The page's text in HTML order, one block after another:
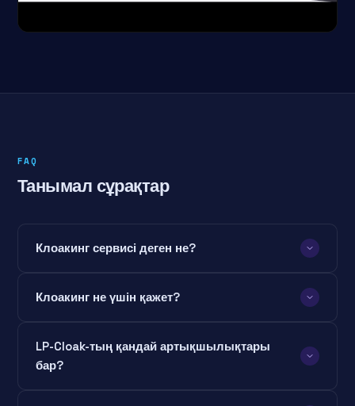
FAQ
Танымал сұрақтар
Клоакинг сервисі деген не?
Клоакинг не үшін қажет?
LP-Cloak-тың қандай артықшылықтары
бар?